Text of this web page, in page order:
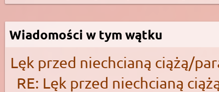
Wiadomości w tym wątku
Lęk przed niechcianą ciążą/
RE: Lęk przed niechcianą